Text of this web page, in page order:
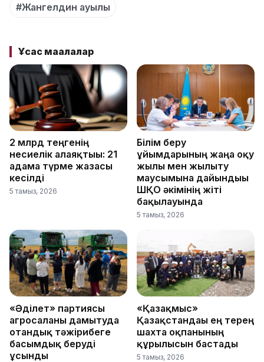
#Жангелдин ауылы
Ұқсас мақалалар
2 млрд теңгенің
несиелік алаяқтығы: 21
адамға түрме жазасы
кесілді
5 тамыз, 2026
Білім беру
ұйымдарының жаңа оқу
жылы мен жылыту
маусымына дайындығы
ШҚО әкімінің жіті
бақылауында
5 тамыз, 2026
«Әділет» партиясы
агросаланы дамытуда
отандық тәжірибеге
басымдық беруді
ұсынды
«Қазақмыс»
Қазақстандағы ең терең
шахта оқпанының
құрылысын бастады
5 тамыз, 2026